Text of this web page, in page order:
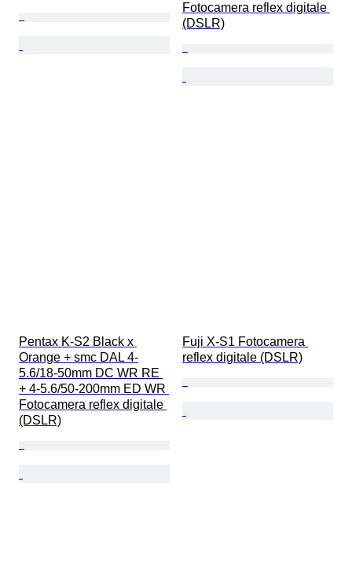
Fotocamera reflex digitale
(DSLR)
Pentax K-S2 Black x
Orange + smc DAL 4-
5.6/18-50mm DC WR RE
+ 4-5.6/50-200mm ED WR
Fotocamera reflex digitale
(DSLR)
Fuji X-S1 Fotocamera
reflex digitale (DSLR)